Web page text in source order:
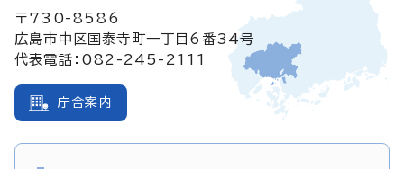
〒730-8586
広島市中区国泰寺町一丁目6番34号
代表電話：082-245-2111
庁舎案内